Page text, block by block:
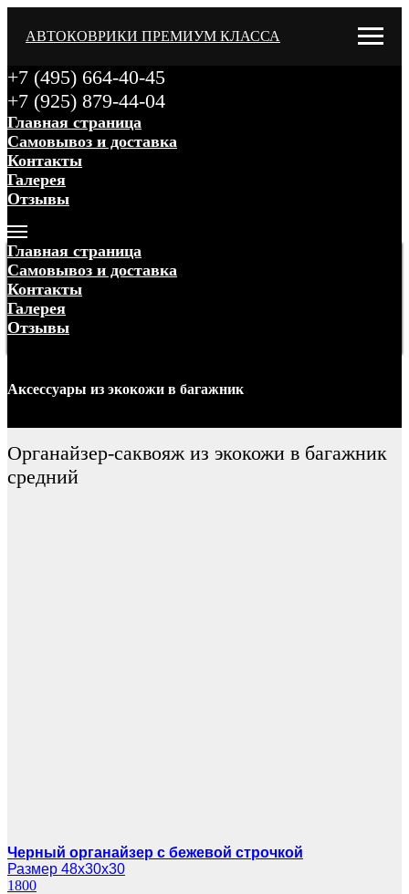
АВТОКОВРИКИ ПРЕМИУМ КЛАССА
+7 (495) 664-40-45
+7 (925) 879-44-04
Главная страница
Самовывоз и доставка
Контакты
Галерея
Отзывы
Главная страница
Самовывоз и доставка
Контакты
Галерея
Отзывы
Аксессуары из экокожи в багажник
Органайзер-саквояж из экокожи в багажник
средний
Черный органайзер с бежевой строчкой
Размер 48х30х30
1800